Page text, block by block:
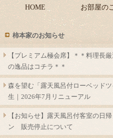
HOME お部屋の
柿本家のお知らせ
【プレミアム極会席】＊＊料理長厳
の逸品はコチラ＊＊
森を望む「露天風呂付ローベッド
生｜2026年7月リニューアル
【お知らせ】露天風呂付客室の日
ン 販売停止について